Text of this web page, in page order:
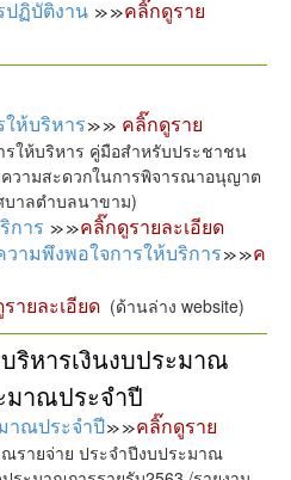
ปฏิบัติงาน
คลิ๊กดูราย
ห้บริหาร
คลิ๊กดูราย
รให้บริหาร คู่มือสำหรับประชาชน
วามสะดวกในการพิจารณาอนุญาต
บาลตำบลนาขาม)
การ
คลิ๊กดูรายละเอียด
ามพึงพอใจการให้บริการ
ค
ายละเอียด (ด้านล่าง website)
ริหารเงินงบประมาณ
มาณประจำปี
าณประจำปี
คลิ๊กดูราย
รายจ่าย ประจำปีงบประมาณ